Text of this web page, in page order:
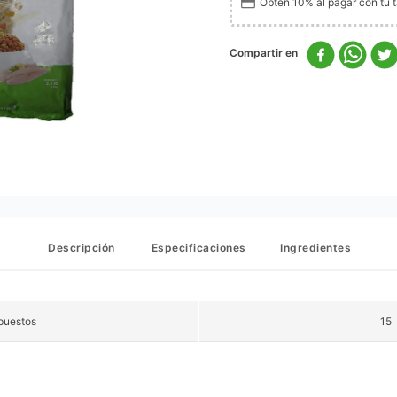
Descripción Especificaciones Ingredientes
15